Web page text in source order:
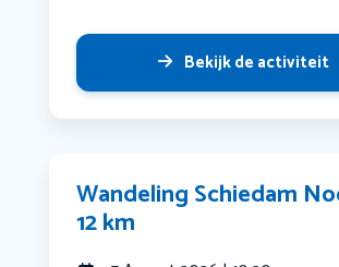
Bekijk de activiteit
Wandeling Schiedam
12 km